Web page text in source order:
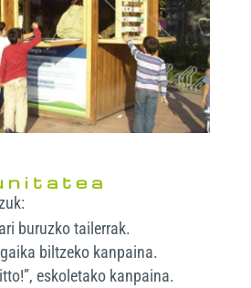
buruzko tailerrak.
biltzeko kanpaina.
eskoletako kanpaina.